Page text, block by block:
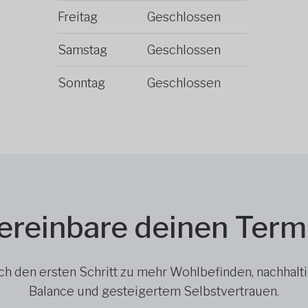
Freitag Geschlossen
Samstag Geschlossen
Sonntag Geschlossen
deinen
den ersten Schritt zu mehr Wohlbefinden,
Balance und gesteigertem Selbstvertrauen.